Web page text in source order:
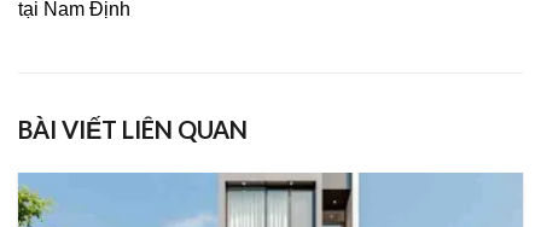
tại Nam Định
BÀI VIẾT LIÊN QUAN